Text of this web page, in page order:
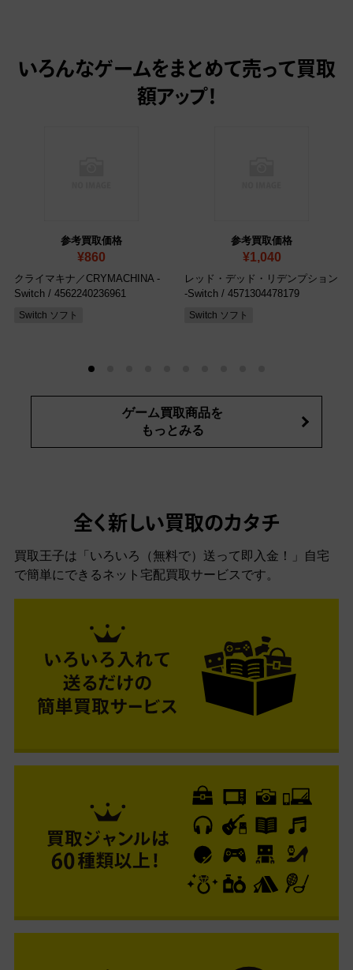
いろんなゲームをまとめて売って 買取
額アップ！
参考買取価格
¥860
クライマキナ／CRYMACHINA -
Switch / 4562240236961
Switch ソフト
参考買取価格
¥1,040
レッド・デッド・リデンプション
-Switch / 4571304478179
Switch ソフト
ゲーム買取商品を
もっとみる
全く新しい買取のカタチ
買取王子は「いろいろ（無料で）送って即入金！」自宅
で簡単にできるネット宅配買取サービスです。